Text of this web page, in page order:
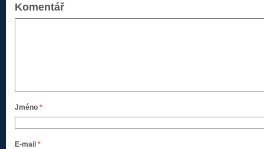
Komentář
Jméno *
E-mail *